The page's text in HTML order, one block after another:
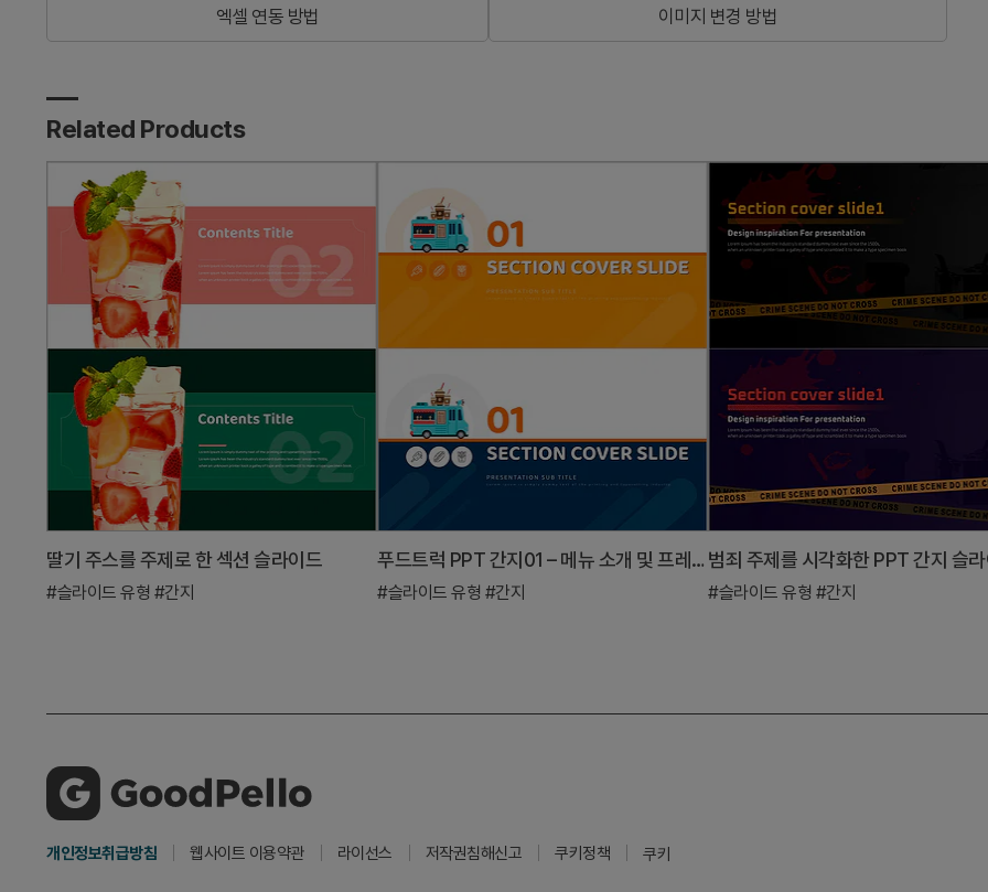
엑셀 연동 방법 이미지 변경 방법
Related Products
딸기 주스를 주제로 한 섹션 슬라이드
#슬라이드 유형 #간지
푸드트럭 PPT 간지01 – 메뉴 소개 및 프레젠테이션
#슬라이드 유형 #간지
범죄 주제를 시각화한 PPT 간지 슬
#슬라이드 유형 #간지
개인정보취급방침 웹사이트 이용약관 라이선스 저작권침해신고 쿠키정책 쿠키